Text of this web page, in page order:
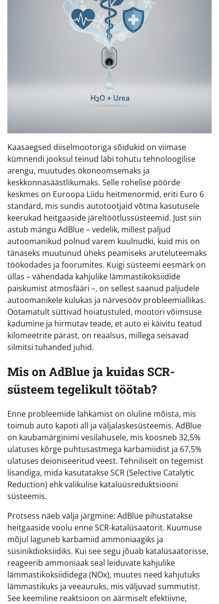
Kaasaegsed diiselmootoriga sõidukid on viimase
kümnendi jooksul teinud läbi tohutu tehnoloogilise
arengu, muutudes ökonoomsemaks ja
keskkonnasäästlikumaks. Selle rohelise pöörde
keskmes on Euroopa Liidu heitmenormid, eriti Euro 6
standard, mis sundis autotootjaid võtma kasutusele
keerukad heitgaaside järeltöötlussüsteemid. Just siin
astub mängu AdBlue – vedelik, millest paljud
autoomanikud polnud varem kuulnudki, kuid mis on
tänaseks muutunud üheks peamiseks aruteluteemaks
töökodades ja foorumites. Kuigi süsteemi eesmärk on
üllas – vähendada kahjulike lämmastikoksiidide
paiskumist atmosfääri –, on sellest saanud paljudele
autoomanikele kulukas ja närvesööv probleemiallikas.
Ootamatult süttivad hoiatustuled, mootori võimsuse
kadumine ja hirmutav teade, et auto ei käivitu teatud
kilomeetrite pärast, on reaalsus, millega seisavad
silmitsi tuhanded juhid.
Mis on AdBlue ja kuidas SCR-
süsteem tegelikult töötab?
Enne probleemide lahkamist on oluline mõista, mis
toimub auto kapoti all ja väljalaskesüsteemis. AdBlue
on kaubamärginimi vesilahusele, mis koosneb 32,5%
ulatuses kõrge puhtusastmega karbamiidist ja 67,5%
ulatuses deioniseeritud veest. Tehniliselt on tegemist
lisandiga, mida kasutatakse SCR (Selective Catalytic
Reduction) ehk valikulise katalüüsreduktsiooni
süsteemis.
Protsess näeb välja järgmine: AdBlue pihustatakse
heitgaaside voolu enne SCR-katalüsaatorit. Kuumuse
mõjul laguneb karbamiid ammoniaagiks ja
süsinikdioksiidiks. Kui see segu jõuab katalüsaatorisse,
reageerib ammoniaak seal leiduvate kahjulike
lämmastikoksiididega (NOx), muutes need kahjutuks
lämmastikuks ja veeauruks, mis väljuvad summutist.
See keemiline reaktsioon on äärmiselt efektiivne,